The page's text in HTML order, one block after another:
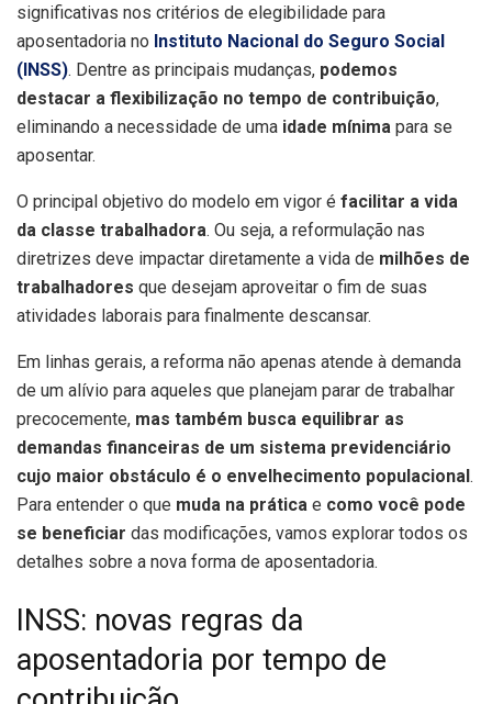
significativas nos critérios de elegibilidade para
aposentadoria no Instituto Nacional do Seguro Social
(INSS). Dentre as principais mudanças, podemos
destacar a flexibilização no tempo de contribuição,
eliminando a necessidade de uma idade mínima para se
aposentar.
O principal objetivo do modelo em vigor é facilitar a vida
da classe trabalhadora. Ou seja, a reformulação nas
diretrizes deve impactar diretamente a vida de milhões de
trabalhadores que desejam aproveitar o fim de suas
atividades laborais para finalmente descansar.
Em linhas gerais, a reforma não apenas atende à demanda
de um alívio para aqueles que planejam parar de trabalhar
precocemente, mas também busca equilibrar as
demandas financeiras de um sistema previdenciário
cujo maior obstáculo é o envelhecimento populacional.
Para entender o que muda na prática e como você pode
se beneficiar das modificações, vamos explorar todos os
detalhes sobre a nova forma de aposentadoria.
INSS: novas regras da
aposentadoria por tempo de